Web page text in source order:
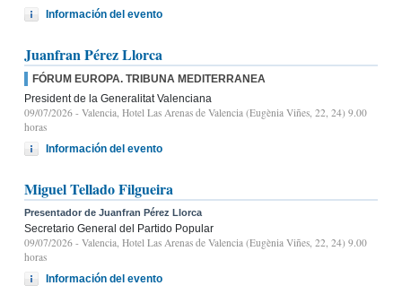
Información del evento
Juanfran Pérez Llorca
FÓRUM EUROPA. TRIBUNA MEDITERRANEA
President de la Generalitat Valenciana
09/07/2026 - Valencia, Hotel Las Arenas de Valencia (Eugènia Viñes, 22, 24) 9.00
horas
Información del evento
Miguel Tellado Filgueira
Presentador de Juanfran Pérez Llorca
Secretario General del Partido Popular
09/07/2026 - Valencia, Hotel Las Arenas de Valencia (Eugènia Viñes, 22, 24) 9.00
horas
Información del evento